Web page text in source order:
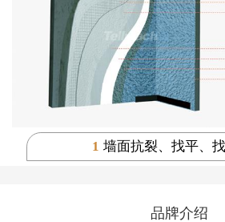
1 墙面抗裂、找平、
品牌介绍